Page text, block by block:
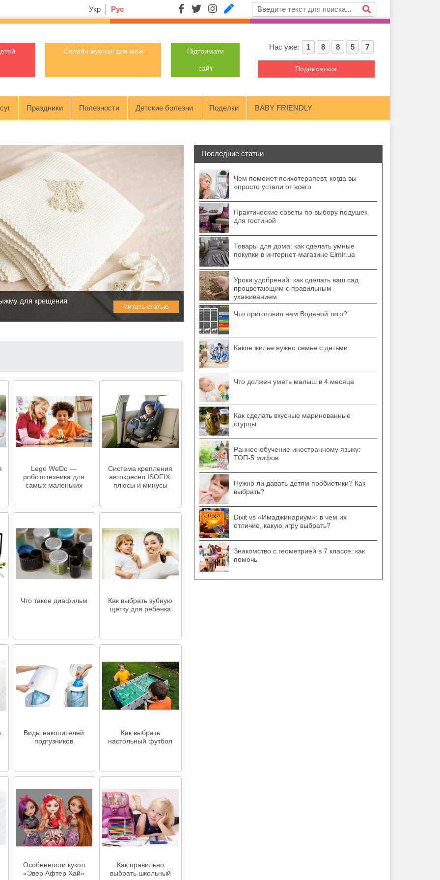
Укр Рус
Онлайн журнал для мам Підтримати
сайт
Нас уже: 1 8 8 5 7
Подписаться
Праздники Полезности Детские болезни Поделки BABY FRIENDLY
для крещения
Читать статью
Lego WeDo —
робототехника для
самых маленьких
Система крепления
автокресел ISOFIX:
плюсы и минусы
Что такое диафильм
Как выбрать зубную
щетку для ребенка
Виды накопителей
подгузников
Как выбрать
настольный футбол
Особенности кукол
«Эвер Афтер Хай»
Как правильно
выбрать школьный
Последние статьи
Чем поможет психотерапевт, когда вы
«просто устали от всего
Практические советы по выбору подушек
для гостиной
Товары для дома: как сделать умные
покупки в интернет-магазине Elmir.ua
Уроки удобрений: как сделать ваш сад
процветающим с правильным
ухаживанием
Что приготовил нам Водяной тигр?
Какое жилье нужно семье с детьми
Что должен уметь малыш в 4 месяца
Как сделать вкусные маринованные
огурцы
Раннее обучение иностранному языку:
ТОП-5 мифов
Нужно ли давать детям пробиотики? Как
выбрать?
Dixit vs «Имаджинариум»: в чем их
отличие, какую игру выбрать?
Знакомство с геометрией в 7 классе: как
помочь